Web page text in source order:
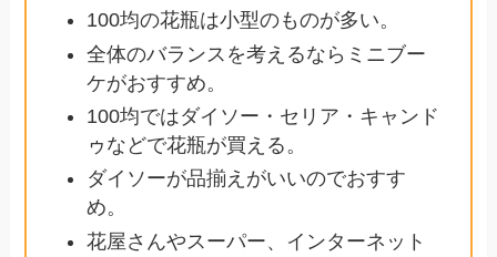
100均の花瓶は小型のものが多い。
全体のバランスを考えるならミニブー
ケがおすすめ。
100均ではダイソー・セリア・キャンド
ゥなどで花瓶が買える。
ダイソーが品揃えがいいのでおすす
め。
花屋さんやスーパー、インターネット